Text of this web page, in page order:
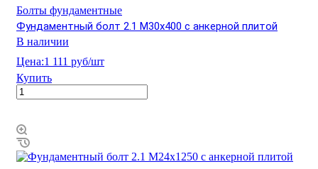
Болты фундаментные
Фундаментный болт 2.1 М30х400 с анкерной плитой
В наличии
Цена:1 111 руб/шт
Купить